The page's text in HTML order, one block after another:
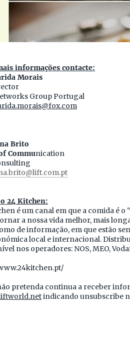
informações contacte:
Morais
Group Portugal
Brito
Communication
24 Kitchen:
é um canal em que a comida é
a nossa vida melhor, mais
de informação, em que estão
local e internacional.
nos operadores: NOS, MEO,
pretenda continua a receber
indicando unsubscribe